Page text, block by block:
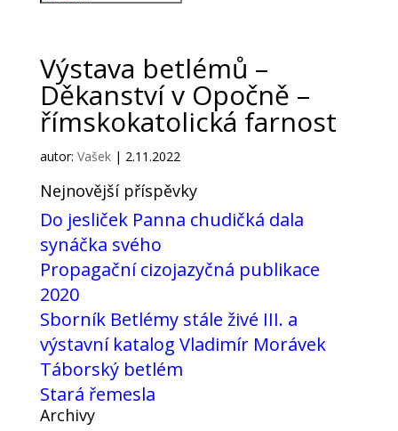
Výstava betlémů –
Děkanství v Opočně –
římskokatolická farnost
autor: Vašek| 2.11.2022
Nejnovější příspěvky
Do jesliček Panna chudičká dala
synáčka svého
Propagační cizojazyčná publikace
2020
Sborník Betlémy stále živé III. a
výstavní katalog Vladimír Morávek
Táborský betlém
Stará řemesla
Archivy